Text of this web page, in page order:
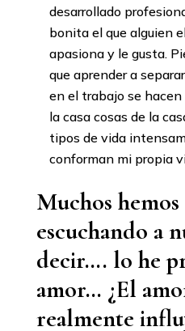
desarrollado
bonita el que alguien
apasiona y le gusta.
que aprender a
en el trabajo se
la casa cosas de la
tipos de vida
conforman mi propia
Muchos
escuchando a
decir…. lo he
amor… ¿El
realmente